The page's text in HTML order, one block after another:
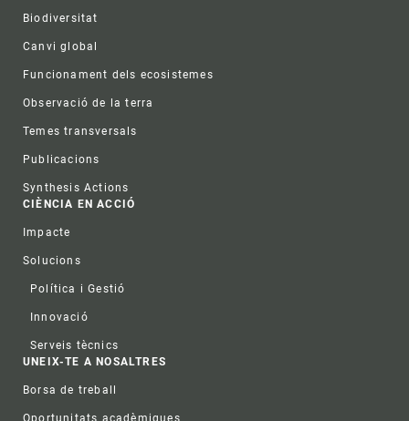
Biodiversitat
Canvi global
Funcionament dels ecosistemes
Observació de la terra
Temes transversals
Publicacions
Synthesis Actions
CIÈNCIA EN ACCIÓ
Impacte
Solucions
Política i Gestió
Innovació
Serveis tècnics
UNEIX-TE A NOSALTRES
Borsa de treball